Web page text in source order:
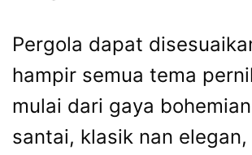
Pergola dapat
hampir semua tema
mulai dari gaya
santai, klasik nan